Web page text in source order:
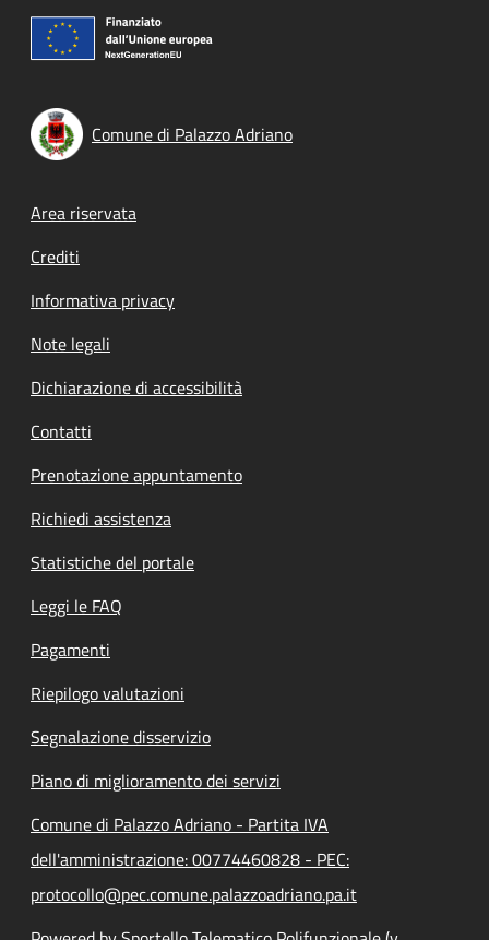
Comune di Palazzo Adriano
Footer menu
Area riservata
Crediti
Informativa privacy
Note legali
Dichiarazione di accessibilità
Contatti
Prenotazione appuntamento
Richiedi assistenza
Statistiche del portale
Leggi le FAQ
Pagamenti
Riepilogo valutazioni
Segnalazione disservizio
Piano di miglioramento dei servizi
Comune di Palazzo Adriano - Partita IVA
dell'amministrazione: 00774460828 - PEC:
protocollo@pec.comune.palazzoadriano.pa.it